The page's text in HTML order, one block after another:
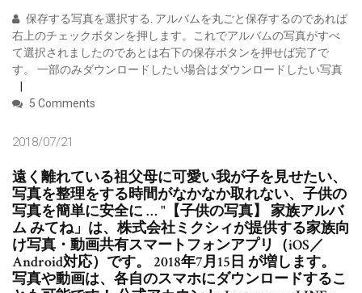
保存する写真を選択する. アルバムを丸ごと保存するのであれば
右上のチェックボタンを押します。これでアルバムの写真がすべ
て選択されましたのであとは右下の保存ボタンを押せば完了で
す。 一部のみダウンロードしたい場合はダウンロードしたい写真
5 Comments
2018/07/21
遠く離れている祖父母に可愛い我が子を見せたい、
写真を整理をする時間がなかなか取れない、子供の
写真を簡単に安全に … "【子供の写真】 家族アルバ
ム みてね」は、株式会社ミクシィが提供する家族向
け写真・動画共有スマートフォンアプリ（iOS／
Android対応）です。 2018年7月15日 が増します。
写真や動画は、各自のスマホにダウンロードするこ